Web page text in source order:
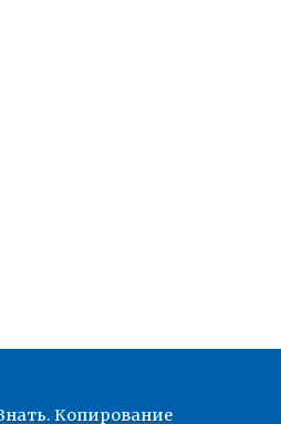
Копирование